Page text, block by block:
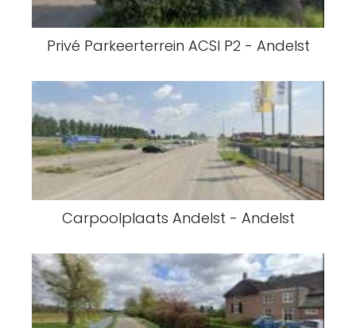
Privé Parkeerterrein ACSI P2 - Andelst
Carpoolplaats Andelst - Andelst